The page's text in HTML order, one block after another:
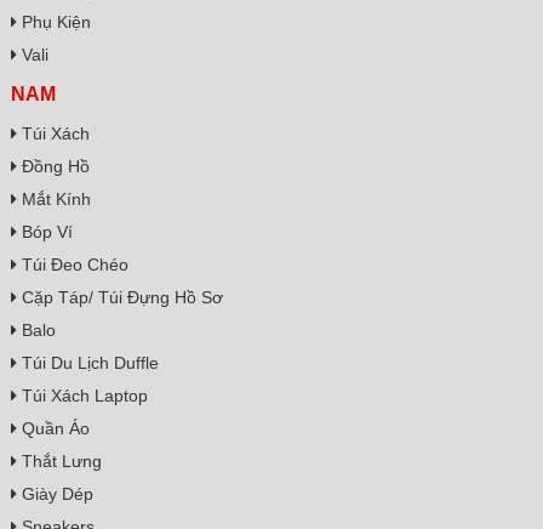
Phụ Kiện
Vali
NAM
Túi Xách
Đồng Hồ
Mắt Kính
Bóp Ví
Túi Đeo Chéo
Cặp Táp/ Túi Đựng Hồ Sơ
Balo
Túi Du Lịch Duffle
Túi Xách Laptop
Quần Áo
Thắt Lưng
Giày Dép